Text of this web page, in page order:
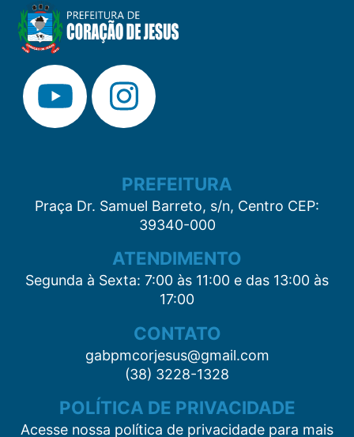
PREFEITURA
Praça Dr. Samuel Barreto, s/n, Centro CEP:
39340-000
ATENDIMENTO
Segunda à Sexta: 7:00 às 11:00 e das 13:00 às
17:00
CONTATO
gabpmcorjesus@gmail.com
(38) 3228-1328
POLÍTICA DE PRIVACIDADE
Acesse nossa política de privacidade para mais